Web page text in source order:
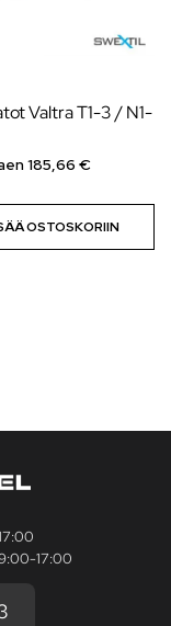
Valtra T1-3 / N1-
185,66 €
OSTOSKORIIN
17:00